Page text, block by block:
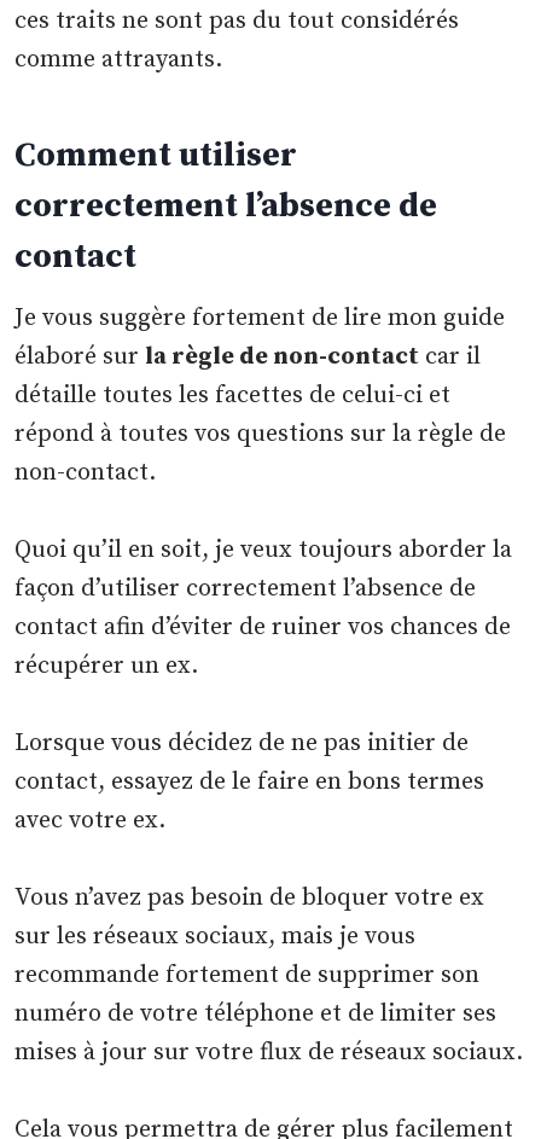
ces traits ne sont pas du tout considérés
comme attrayants.
Comment utiliser
correctement l’absence de
contact
Je vous suggère fortement de lire mon guide
élaboré sur la règle de non-contact car il
détaille toutes les facettes de celui-ci et
répond à toutes vos questions sur la règle de
non-contact.
Quoi qu’il en soit, je veux toujours aborder la
façon d’utiliser correctement l’absence de
contact afin d’éviter de ruiner vos chances de
récupérer un ex.
Lorsque vous décidez de ne pas initier de
contact, essayez de le faire en bons termes
avec votre ex.
Vous n’avez pas besoin de bloquer votre ex
sur les réseaux sociaux, mais je vous
recommande fortement de supprimer son
numéro de votre téléphone et de limiter ses
mises à jour sur votre flux de réseaux sociaux.
Cela vous permettra de gérer plus facilement